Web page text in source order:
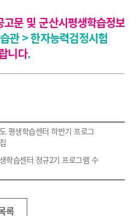
문 및 군산시평생학습정보
관 > 한자능력검정시험
니다.
평생학습센터 하반기 프로그
학습센터 정규2기 프로그램 수
록